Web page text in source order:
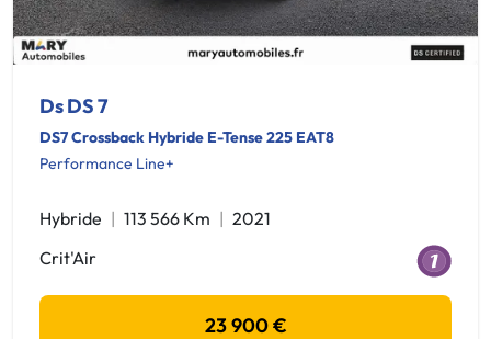
Ds DS 7
DS7 Crossback Hybride E-Tense 225 EAT8
Performance Line+
Hybride 113 566 Km
2021
Crit'Air
23 900 €